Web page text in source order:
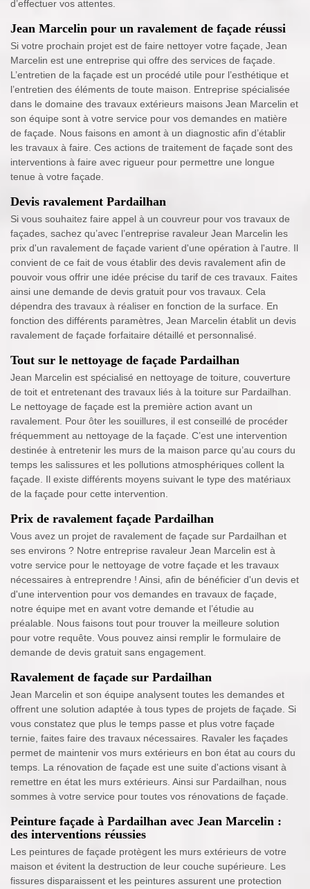
d’effectuer vos attentes.
Jean Marcelin pour un ravalement de façade réussi
Si votre prochain projet est de faire nettoyer votre façade, Jean
Marcelin est une entreprise qui offre des services de façade.
L’entretien de la façade est un procédé utile pour l’esthétique et
l’entretien des éléments de toute maison. Entreprise spécialisée
dans le domaine des travaux extérieurs maisons Jean Marcelin et
son équipe sont à votre service pour vos demandes en matière
de façade. Nous faisons en amont à un diagnostic afin d’établir
les travaux à faire. Ces actions de traitement de façade sont des
interventions à faire avec rigueur pour permettre une longue
tenue à votre façade.
Devis ravalement Pardailhan
Si vous souhaitez faire appel à un couvreur pour vos travaux de
façades, sachez qu’avec l’entreprise ravaleur Jean Marcelin les
prix d'un ravalement de façade varient d'une opération à l'autre. Il
convient de ce fait de vous établir des devis ravalement afin de
pouvoir vous offrir une idée précise du tarif de ces travaux. Faites
ainsi une demande de devis gratuit pour vos travaux. Cela
dépendra des travaux à réaliser en fonction de la surface. En
fonction des différents paramètres, Jean Marcelin établit un devis
ravalement de façade forfaitaire détaillé et personnalisé.
Tout sur le nettoyage de façade Pardailhan
Jean Marcelin est spécialisé en nettoyage de toiture, couverture
de toit et entretenant des travaux liés à la toiture sur Pardailhan.
Le nettoyage de façade est la première action avant un
ravalement. Pour ôter les souillures, il est conseillé de procéder
fréquemment au nettoyage de la façade. C’est une intervention
destinée à entretenir les murs de la maison parce qu’au cours du
temps les salissures et les pollutions atmosphériques collent la
façade. Il existe différents moyens suivant le type des matériaux
de la façade pour cette intervention.
Prix de ravalement façade Pardailhan
Vous avez un projet de ravalement de façade sur Pardailhan et
ses environs ? Notre entreprise ravaleur Jean Marcelin est à
votre service pour le nettoyage de votre façade et les travaux
nécessaires à entreprendre ! Ainsi, afin de bénéficier d'un devis et
d'une intervention pour vos demandes en travaux de façade,
notre équipe met en avant votre demande et l’étudie au
préalable. Nous faisons tout pour trouver la meilleure solution
pour votre requête. Vous pouvez ainsi remplir le formulaire de
demande de devis gratuit sans engagement.
Ravalement de façade sur Pardailhan
Jean Marcelin et son équipe analysent toutes les demandes et
offrent une solution adaptée à tous types de projets de façade. Si
vous constatez que plus le temps passe et plus votre façade
ternie, faites faire des travaux nécessaires. Ravaler les façades
permet de maintenir vos murs extérieurs en bon état au cours du
temps. La rénovation de façade est une suite d'actions visant à
remettre en état les murs extérieurs. Ainsi sur Pardailhan, nous
sommes à votre service pour toutes vos rénovations de façade.
Peinture façade à Pardailhan avec Jean Marcelin :
des interventions réussies
Les peintures de façade protègent les murs extérieurs de votre
maison et évitent la destruction de leur couche supérieure. Les
fissures disparaissent et les peintures assurent une protection